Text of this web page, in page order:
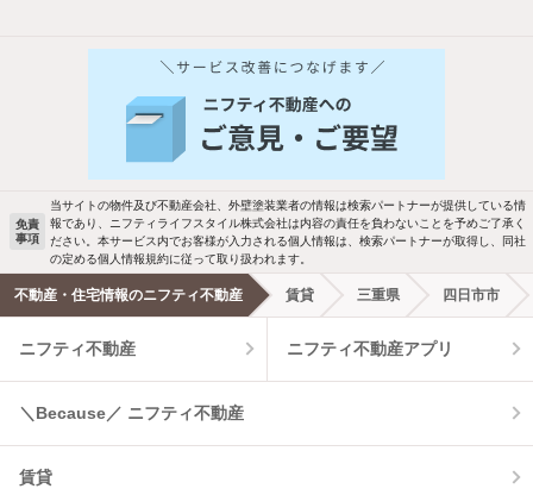
他の人はこんな条件で絞り込んでいます！
バス・トイレ別 2階以上
駐車場あり ペット相談
洗濯機置場あり 独立洗面台
エアコンあり 都市ガス
温水洗浄便座 オートロック
コンロ2口以上
免責
事項
当サイトの物件及び不動産会社、外壁塗装業者の情報は検索パートナーが提供している情
報であり、ニフティライフスタイル株式会社は内容の責任を負わないことを予めご了承く
ださい。本サービス内でお客様が入力される個人情報は、検索パートナーが取得し、同社
の定める個人情報規約に従って取り扱われます。
不動産・住宅情報のニフティ不動産 賃貸 三重県 四日市市
ニフティ不動産 ニフティ不動産アプリ
＼Because／ ニフティ不動産
賃貸